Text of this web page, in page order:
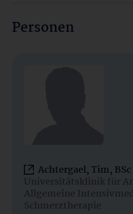
Personen
Achtergael, Tim, BSc
Universitätsklinik für
Allgemeine
Schmerztherapie